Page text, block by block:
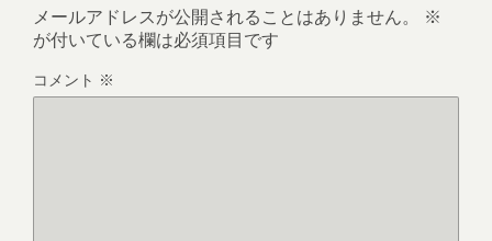
メールアドレスが公開されることはありません。
※
が付いている欄は必須項目です
コメント ※